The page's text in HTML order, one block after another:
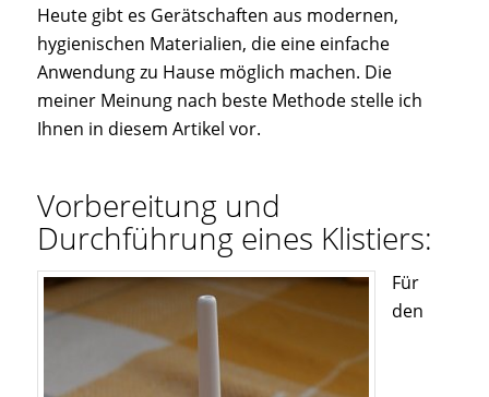
Heute gibt es Gerätschaften aus modernen,
hygienischen Materialien, die eine einfache
Anwendung zu Hause möglich machen. Die
meiner Meinung nach beste Methode stelle ich
Ihnen in diesem Artikel vor.
Vorbereitung und
Durchführung eines Klistiers:
Für
den